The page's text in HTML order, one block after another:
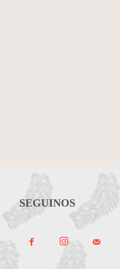
SEGUINOS